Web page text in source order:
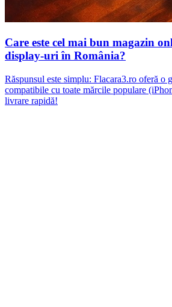
Care este cel mai bun magazin
display-uri în România?
Răspunsul este simplu: Flacara3.ro oferă o
compatibile cu toate mărcile populare
livrare rapidă!